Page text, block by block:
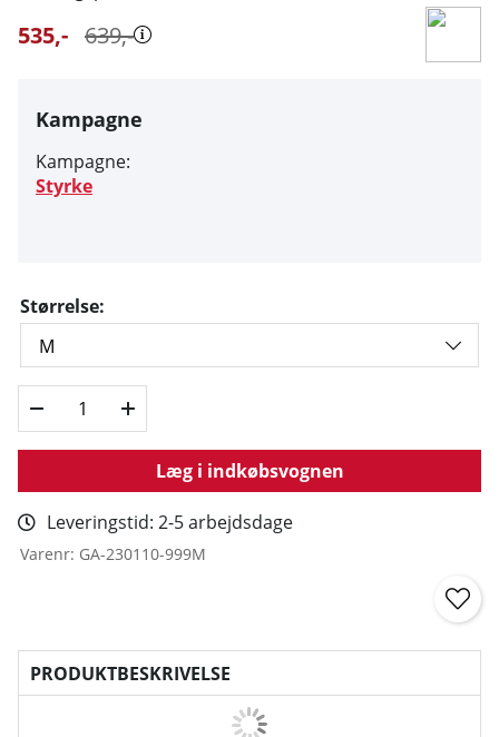
639,-
535,-
Kampagne
Kampagne:
Styrke
Størrelse:
Læg i indkøbsvognen
Leveringstid: 2-5 arbejdsdage
Varenr: GA-230110-999M
PRODUKTBESKRIVELSE